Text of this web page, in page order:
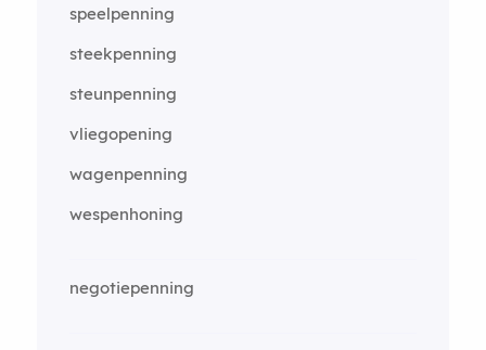
speelpenning
steekpenning
steunpenning
vliegopening
wagenpenning
wespenhoning
negotiepenning